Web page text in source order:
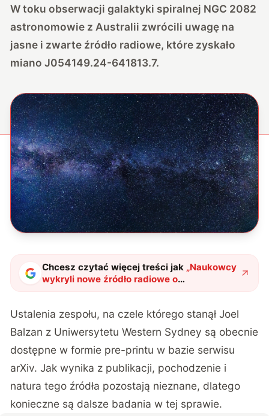
W toku obserwacji galaktyki spiralnej NGC 2082
astronomowie z Australii zwrócili uwagę na
jasne i zwarte źródło radiowe, które zyskało
miano J054149.24-641813.7.
Chcesz czytać więcej treści jak „Naukowcy
wykryli nowe źródło radiowe o
niewyjaśnionym pochodzeniu"?
Ustalenia zespołu, na czele którego stanął Joel
Balzan z Uniwersytetu Western Sydney są obecnie
dostępne w formie pre-printuw bazie serwisu
arXiv. Jak wynika z publikacji, pochodzenie i
natura tego źródła pozostają nieznane, dlatego
konieczne są dalsze badania w tej sprawie.